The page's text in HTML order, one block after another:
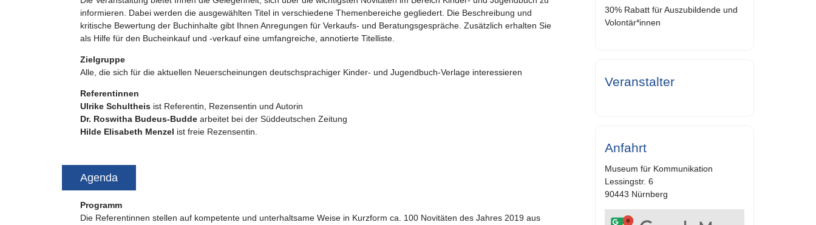
informieren. Dabei werden die ausgewählten Titel in verschiedene Themenbereiche gegliedert. Die Beschreibung und
kritische Bewertung der Buchinhalte gibt Ihnen Anregungen für Verkaufs- und Beratungsgespräche. Zusätzlich erhalten Sie
als Hilfe für den Bucheinkauf und -verkauf eine umfangreiche, annotierte Titelliste.
Zielgruppe
Alle, die sich für die aktuellen Neuerscheinungen deutschsprachiger Kinder- und Jugendbuch-Verlage interessieren
Referentinnen
Ulrike Schultheis ist Referentin, Rezensentin und Autorin
Dr. Roswitha Budeus-Budde arbeitet bei der Süddeutschen Zeitung
Hilde Elisabeth Menzel ist freie Rezensentin.
Agenda
Programm
Die Referentinnen stellen auf kompetente und unterhaltsame Weise in Kurzform ca. 100 Novitäten des Jahres 2019 aus
30% Rabatt für Auszubildende und
Volontär*innen
Veranstalter
Anfahrt
Museum für Kommunikation
Lessingstr. 6
90443 Nürnberg